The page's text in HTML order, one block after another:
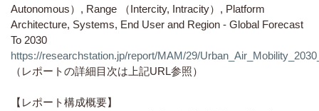
Autonomous）, Range （Intercity, Intracity）, Platform
Architecture, Systems, End User and Region - Global Forecast
To 2030
https://researchstation.jp/report/MAM/29/
（レポートの詳細目次は上記URL参照）
【レポート構成概要】